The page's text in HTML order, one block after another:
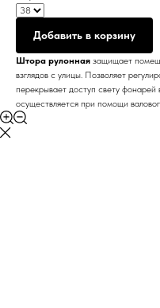
Добавить в корзину
Штора рулонная защищает
взглядов с улицы. Позволяет
перекрывает доступ свету
осуществляется при помощи